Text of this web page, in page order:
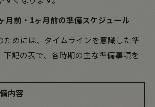
月前・1ヶ月前の準備スケジュール
ためには、タイムラインを意識した準
下記の表で、各時期の主な準備事項を
内容